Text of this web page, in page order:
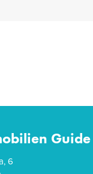
Guide
6